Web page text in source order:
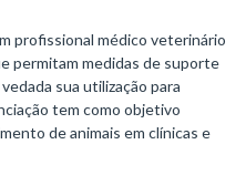
profissional médico veterinário
permitam medidas de suporte
sua utilização para
tem como objetivo
de animais em clínicas e